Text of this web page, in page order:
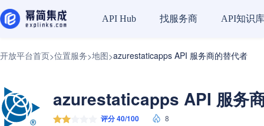
API Hub 找服务商 API知识库
开放平台首页>位置服务>地图>azurestaticapps API 服务商的替代者
azurestaticapps API 服务
评分 40/100 8